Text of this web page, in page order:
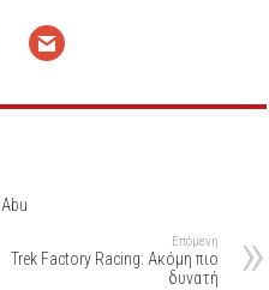
Επόμενη
Trek Factory Racing: Ακόμη πιο
δυνατή